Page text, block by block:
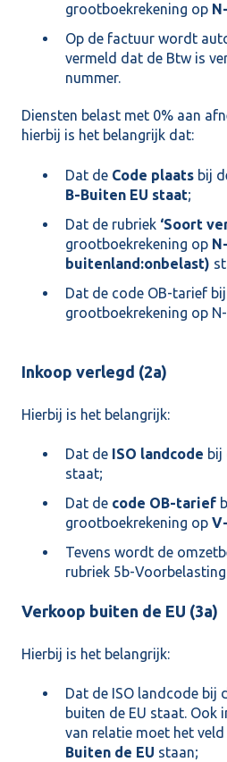
grootboekrekening op
Op de factuur wordt
vermeld dat de Btw is
nummer.
Diensten belast met 0% aan
hierbij is het belangrijk dat:
Dat de Code plaats bij
B-Buiten EU staat;
Dat de rubriek ‘Soort
grootboekrekening op
buitenland:onbelast)
Dat de code OB-tarief
grootboekrekening op
Inkoop verlegd (2a)
Hierbij is het belangrijk:
Dat de ISO landcode bij
staat;
Dat de code OB-tarief
grootboekrekening op
Tevens wordt de
rubriek 5b-
Verkoop buiten de EU (3a)
Hierbij is het belangrijk:
Dat de ISO landcode bij
buiten de EU staat. Ook
van relatie moet het veld
Buiten de EU staan;